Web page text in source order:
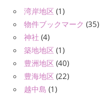
湾岸地区 (1)
物件ブックマーク (35)
神社 (4)
築地地区 (1)
豊洲地区 (40)
豊海地区 (22)
越中島 (1)